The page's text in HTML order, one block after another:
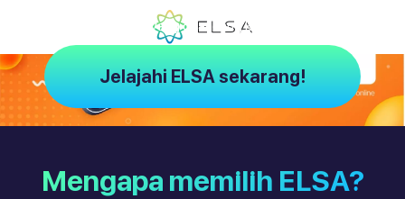
ELSA – Pelatih AI yang dirancang khusus untuk Anda
Jelajahi ELSA sekarang!
Mengapa memilih ELSA?